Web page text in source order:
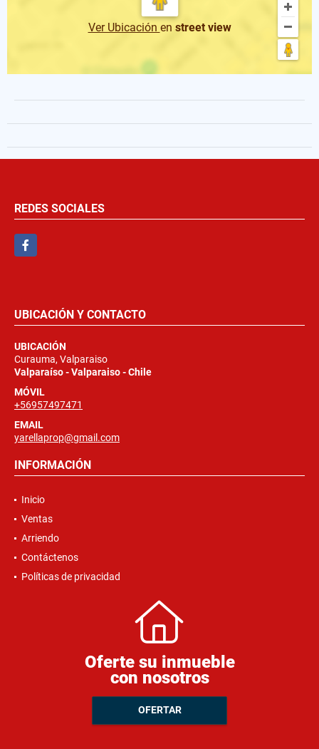
Ver Ubicación en street view
REDES SOCIALES
Facebook
UBICACIÓN Y CONTACTO
UBICACIÓN
Curauma, Valparaiso
Valparaíso - Valparaiso - Chile
MÓVIL
+56957497471
EMAIL
yarellaprop@gmail.com
INFORMACIÓN
Inicio
Ventas
Arriendo
Contáctenos
Políticas de privacidad
Oferte su inmueble
con nosotros
OFERTAR